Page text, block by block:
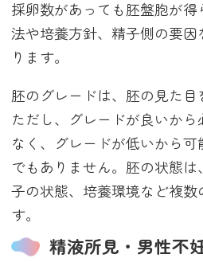
採卵数があっても胚盤胞が
法や培養方針、精子側の要
ります。
胚のグレードは、胚の見た目
ただし、グレードが良いか
なく、グレードが低いから
でもありません。胚の状態
子の状態、培養環境など複数
す。
精液所見・男性不